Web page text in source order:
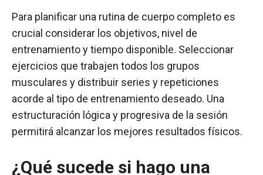
Para planificar una rutina de cuerpo completo es
crucial considerar los objetivos, nivel de
entrenamiento y tiempo disponible. Seleccionar
ejercicios que trabajen todos los grupos
musculares y distribuir series y repeticiones
acorde al tipo de entrenamiento deseado. Una
estructuración lógica y progresiva de la sesión
permitirá alcanzar los mejores resultados físicos.
¿Qué sucede si hago una